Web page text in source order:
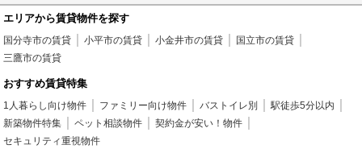
エリアから賃貸物件を探す
国分寺市の賃貸 小平市の賃貸 小金井市の賃貸
国立市の賃貸
三鷹市の賃貸
おすすめ賃貸特集
1人暮らし向け物件 ファミリー向け物件 バストイレ別
駅徒歩5分以内
新築物件特集
ペット相談物件
契約金が安い！物件
セキュリティ重視物件